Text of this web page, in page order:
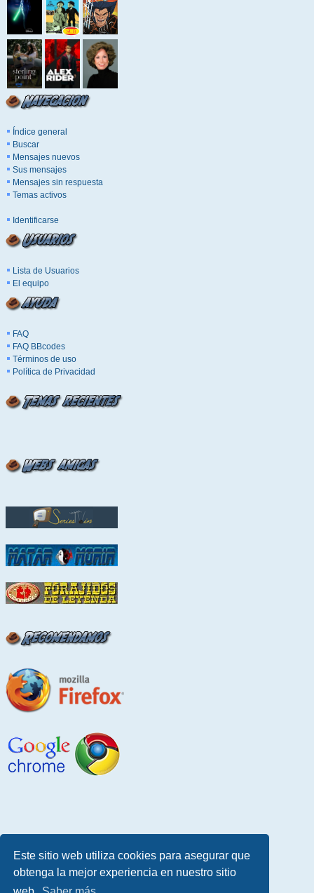
Este sitio web utiliza cookies para asegurar que
obtenga la mejor experiencia en nuestro sitio
Índice general
Buscar
Mensajes nuevos
Sus mensajes
Mensajes sin respuesta
Temas activos
Identificarse
Lista de Usuarios
El equipo
FAQ
FAQ BBcodes
Términos de uso
Política de Privacidad